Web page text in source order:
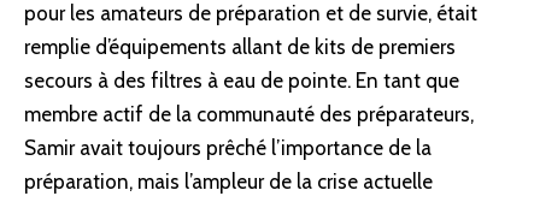
pour les amateurs de préparation et de survie, était
remplie d’équipements allant de kits de premiers
secours à des filtres à eau de pointe. En tant que
membre actif de la communauté des préparateurs,
Samir avait toujours prêché l’importance de la
préparation, mais l’ampleur de la crise actuelle